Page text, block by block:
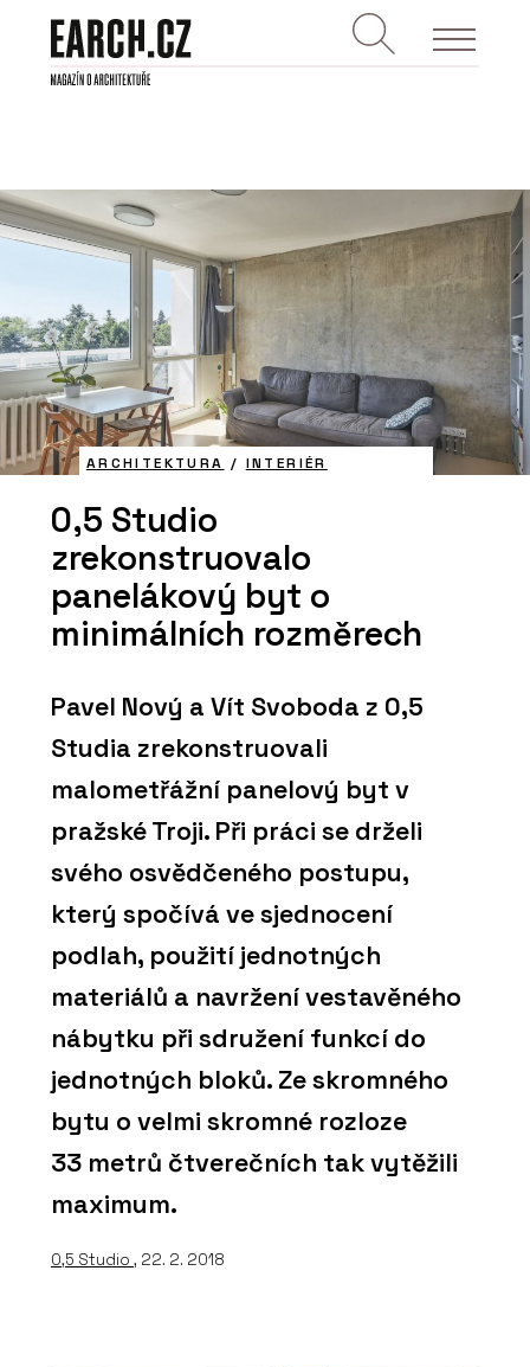
ARCHITEKTURA / INTERIÉR
0,5 Studio
zrekonstruovalo
panelákový byt o
minimálních rozměrech
Pavel Nový a Vít Svoboda z 0,5
Studia zrekonstruovali
malometřážní panelový byt v
pražské Troji. Při práci se drželi
svého osvědčeného postupu,
který spočívá ve sjednocení
podlah, použití jednotných
materiálů a navržení vestavěného
nábytku při sdružení funkcí do
jednotných bloků. Ze skromného
bytu o velmi skromné rozloze
33 metrů čtverečních tak vytěžili
maximum.
0,5 Studio , 22. 2. 2018